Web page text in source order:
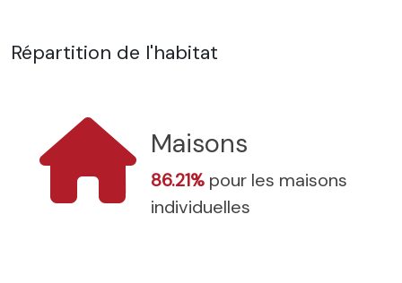
Répartition de l'habitat
Maisons
86.21% pour les maisons
individuelles